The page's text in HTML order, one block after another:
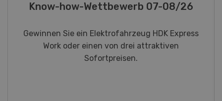
Fotorätsel 07-08/26
Gewinnen Sie eines von fünf LANDI
Taschenmessern